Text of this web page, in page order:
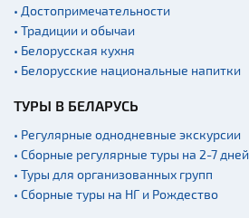
Спортинг-клубы и тиры
Ратуши
Родовые усадьбы
архитектура
Памятники
Памятники известным
людям
• Достопримечательности
• Традиции и обычаи
• Белорусская кухня
• Белорусские национальные напитки
ТУРЫ В БЕЛАРУСЬ
• Регулярные однодневные экскурсии
• Сборные регулярные туры на 2-7 дней
• Туры для организованных групп
• Сборные туры на НГ и Рождество